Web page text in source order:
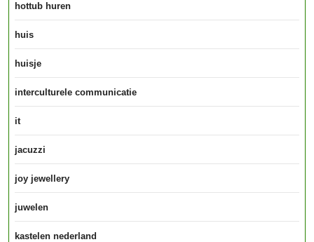
hottub huren
huis
huisje
interculturele communicatie
it
jacuzzi
joy jewellery
juwelen
kastelen nederland